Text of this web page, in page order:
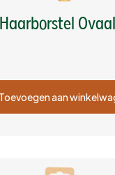
Ovaal
Toevoegen aan